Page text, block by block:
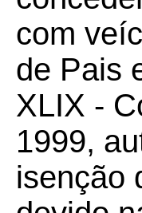
com
de Pais
XLIX -
1999,
isenção